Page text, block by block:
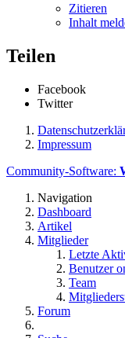
Zitieren
Inhalt
Teilen
Facebook
Twitter
Impressum
Community-Software:
Navigation
Dashboard
Artikel
Mitglieder
Letzte
Benutzer
Team
Forum